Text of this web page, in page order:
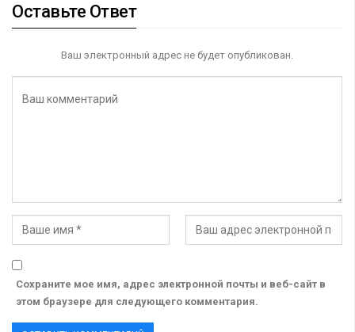
Оставьте Ответ
Ваш электронный адрес не будет опубликован.
Сохраните мое имя, адрес электронной почты и веб-сайт в
этом браузере для следующего комментария.